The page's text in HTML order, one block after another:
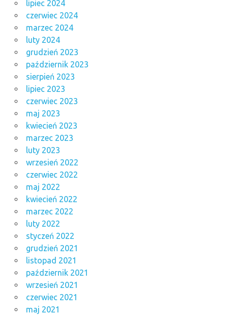
lipiec 2024
czerwiec 2024
marzec 2024
luty 2024
grudzień 2023
październik 2023
sierpień 2023
lipiec 2023
czerwiec 2023
maj 2023
kwiecień 2023
marzec 2023
luty 2023
wrzesień 2022
czerwiec 2022
maj 2022
kwiecień 2022
marzec 2022
luty 2022
styczeń 2022
grudzień 2021
listopad 2021
październik 2021
wrzesień 2021
czerwiec 2021
maj 2021